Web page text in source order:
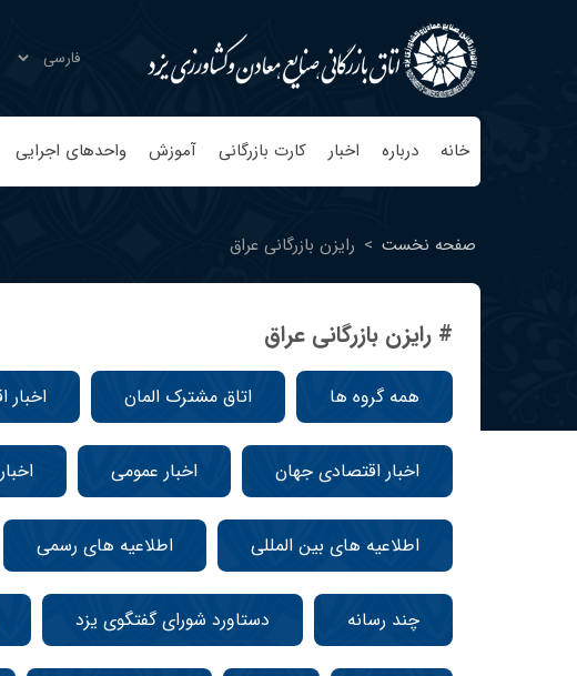
خانه درباره اخبار کارت بازرگانی آموزش واحدهای اجرایی
صفحه نخست > رایزن بازرگانی عراق
# رایزن بازرگانی عراق
همه گروه ها اتاق مشترک المان اخبار
اخبار اقتصادی جهان اخبار عمومی
اطلاعیه های بین المللی اطلاعیه های رسمی
چند رسانه دستاورد شورای گفتگوی یزد